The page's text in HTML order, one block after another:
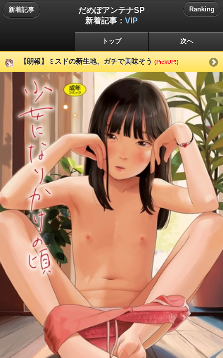
新着記事
だめぽアンテナSP
新着記事： VIP
Ranking
トップ 次へ
【朗報】ミスドの新生地、ガチで美味そう (PickUP!)